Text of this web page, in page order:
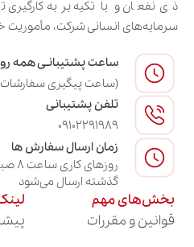
ذی‌نفعان و با تکیه بر
سرمایه‌های انسانی شرکت، مأموریت
ساعت پشتیبانـی همه روزه از
(ساعت پیگیری سفارشات از ساعت
تلفن پشتیبانی
09102291989
زمان ارسال سفارش ها
گذشته ارسال می‌شود
بخش‌های مهم
قوانین و مقررات